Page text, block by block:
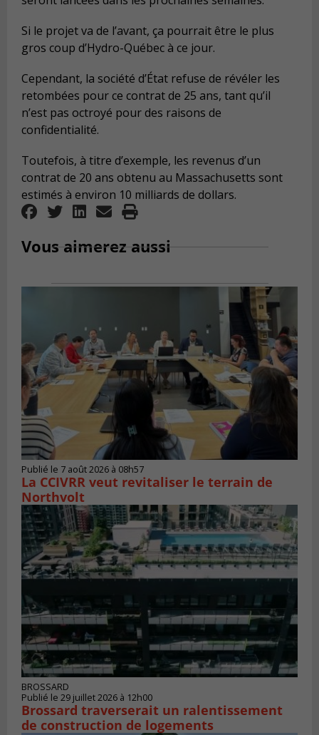
Si le projet va de l’avant, ça pourrait être le plus
gros coup d’Hydro-Québec à ce jour.
Cependant, la société d’État refuse de révéler les
retombées pour ce contrat de 25 ans, tant qu’il
n’est pas octroyé pour des raisons de
confidentialité.
Toutefois, à titre d’exemple, les revenus d’un
contrat de 20 ans obtenu au Massachusetts sont
estimés à environ 10 milliards de dollars.
Vous aimerez aussi
Publié le 7 août 2026 à 08h57
La CCIVRR veut revitaliser le terrain de
Northvolt
BROSSARD
Publié le 29 juillet 2026 à 12h00
Brossard traverserait un ralentissement
de construction de logements